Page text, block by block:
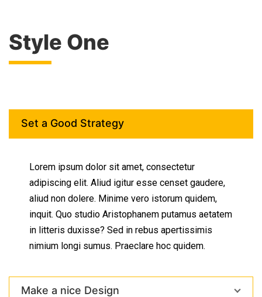
Style One
Set a Good Strategy
Lorem ipsum dolor sit amet, consectetur
adipiscing elit. Aliud igitur esse censet gaudere,
aliud non dolere. Minime vero istorum quidem,
inquit. Quo studio Aristophanem putamus aetatem
in litteris duxisse? Sed in rebus apertissimis
nimium longi sumus. Praeclare hoc quidem.
Make a nice Design